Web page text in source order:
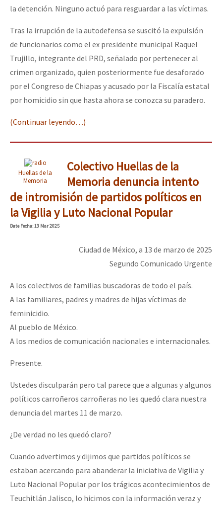
la detención. Ninguno actuó para resguardar a las víctimas.
Tras la irrupción de la autodefensa se suscitó la expulsión
de funcionarios como el ex presidente municipal Raquel
Trujillo, integrante del PRD, señalado por pertenecer al
crimen organizado, quien posteriormente fue desaforado
por el Congreso de Chiapas y acusado por la Fiscalía estatal
por homicidio sin que hasta ahora se conozca su paradero.
(Continuar leyendo…)
Huellas de la
Memoria
Colectivo Huellas de la
Memoria denuncia intento
de intromisión de partidos políticos en
la Vigilia y Luto Nacional Popular
DateFecha: 13 Mar 2025
Ciudad de México, a 13 de marzo de 2025
Segundo Comunicado Urgente
A los colectivos de familias buscadoras de todo el país.
A las familiares, padres y madres de hijas víctimas de
feminicidio.
Al pueblo de México.
A los medios de comunicación nacionales e internacionales.
Presente.
Ustedes disculparán pero tal parece que a algunas y algunos
políticos carroñeros carroñeras no les quedó clara nuestra
denuncia del martes 11 de marzo.
¿De verdad no les quedó claro?
Cuando advertimos y dijimos que partidos políticos se
estaban acercando para abanderar la iniciativa de Vigilia y
Luto Nacional Popular por los trágicos acontecimientos de
Teuchitlán Jalisco, lo hicimos con la información veraz y